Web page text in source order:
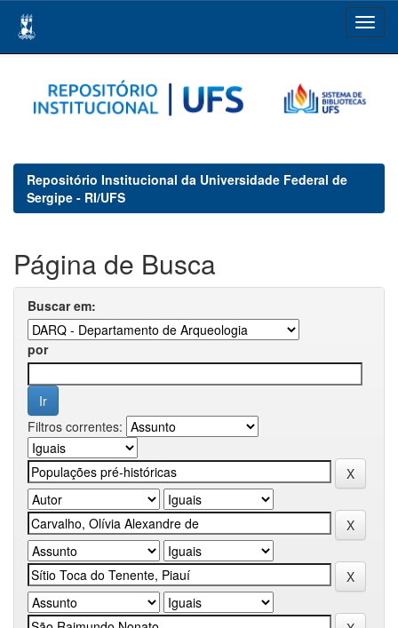
navigation
Repositório Institucional da Universidade Federal de
Sergipe - RI/UFS
Página de Busca
Buscar em:
por
Filtros correntes: